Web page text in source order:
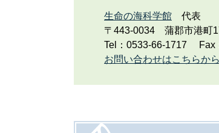
生命の海科学館
代表
〒443-0034
蒲郡市港町
Tel：0533-66-1717
Fax
お問い合わせはこちらから